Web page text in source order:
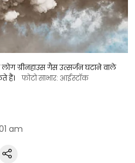
ग्रीनहाउस गैस उत्सर्जन घटाने वाले
हैं।
फोटो साभार: आईस्टॉक
am